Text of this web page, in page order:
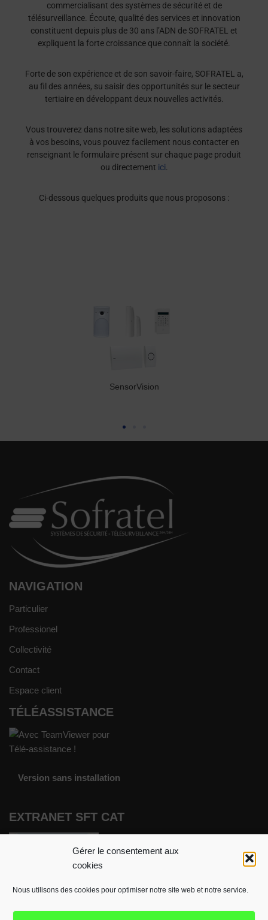
Gérer le consentement aux
cookies
Nous utilisons des cookies pour optimiser notre site web et notre service.
commercialisant des systèmes de sécurité et de
télésurveillance. Écoute, qualité des services et innovation
constituent depuis plus de 30 ans l’ADN de SOFRATEL et
expliquent la forte croissance que connaît la société.
Forte de son expérience et de son savoir-faire, SOFRATEL a,
au fil des années, su saisir des opportunités sur le secteur
tertiaire en développant deux nouvelles activités.
Vous trouverez dans notre site web, les solutions adaptées
à vos besoins, vous pouvez facilement nous contacter en
renseignant le formulaire présent sur chaque page produit
ou directement ici.
Ci-dessous quelques produits que nous proposons :
SensorVision
NAVIGATION
Particulier
Professionel
Collectivité
Contact
Espace client
TÉLÉASSISTANCE
Version sans installation
EXTRANET SFT CAT